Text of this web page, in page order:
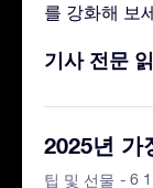
를 강화해 보
기사 전문
2025년 가
팁 및 선물 - 6